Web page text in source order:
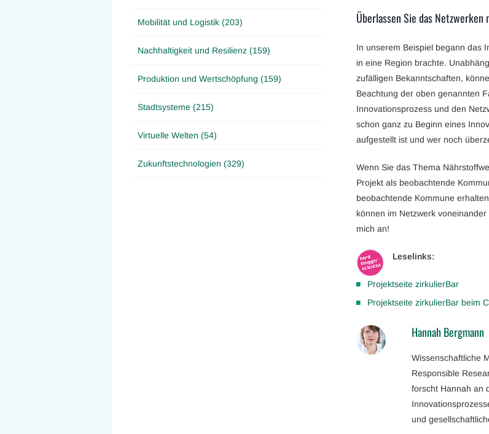
Überlassen Sie das
In unserem Beispiel begann das
in eine Region brachte.
zufälligen Bekanntschaften,
Beachtung der oben genannten
Innovationsprozess und den
schon ganz zu Beginn eines
aufgestellt ist und wer noch
Wenn Sie das Thema
Projekt als beobachtende
beobachtende Kommune
können im Netzwerk
mich an!
Leselinks:
Projektseite zirkulierBar
Projektseite zirkulierBar beim
Hannah Bergmann
Wissenschaftliche
Responsible
forscht Hannah an
und
Mobilität und Logistik (203)
Nachhaltigkeit und Resilienz (159)
Produktion und Wertschöpfung (159)
Stadtsysteme (215)
Virtuelle Welten (54)
Zukunftstechnologien (329)